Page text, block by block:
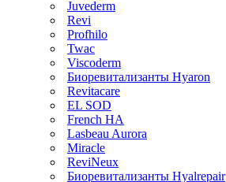
Juvederm
Revi
Profhilo
Twac
Viscoderm
Биоревитализанты Hyaron
Revitacare
EL SOD
French HA
Lasbeau Aurora
Miracle
ReviNeux
Биоревитализанты Hyalrepair